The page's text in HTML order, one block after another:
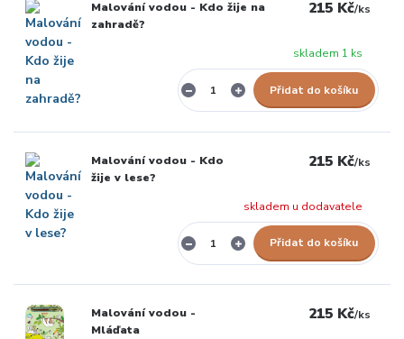
Malování vodou - Kdo žije na
zahradě?
215 Kč/ks
skladem 1 ks
Přidat do košíku
Malování vodou - Kdo
žije v lese?
215 Kč/ks
skladem u dodavatele
Přidat do košíku
Malování vodou -
Mláďata
215 Kč/ks